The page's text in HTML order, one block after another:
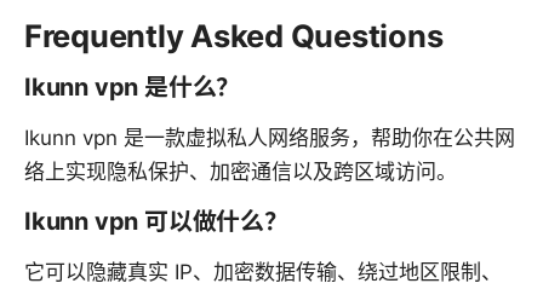
Frequently Asked Questions
Ikunn vpn 是什么？
Ikunn vpn 是一款虚拟私人网络服务，帮助你在公共网
络上实现隐私保护、加密通信以及跨区域访问。
Ikunn vpn 可以做什么？
它可以隐藏真实 IP、加密数据传输、绕过地区限制、